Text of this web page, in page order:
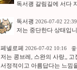
독서괭 갈림길에 서다
독서괭 2026-07-02 22:39
저는 중단한다 상태입
페넬로페 2026-07-02 10:16
저는 콩브레, 스완의 사랑,,
서정적이고 아름답다는 느낌